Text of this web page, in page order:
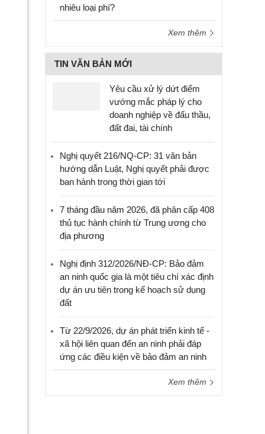
nhiêu loại phí?
Xem thêm
TIN VĂN BẢN MỚI
Yêu cầu xử lý dứt điểm
vướng mắc pháp lý cho
doanh nghiệp về đấu thầu,
đất đai, tài chính
Nghị quyết 216/NQ-CP: 31 văn bản
hướng dẫn Luật, Nghị quyết phải được
ban hành trong thời gian tới
7 tháng đầu năm 2026, đã phân cấp 408
thủ tục hành chính từ Trung ương cho
địa phương
Nghị định 312/2026/NĐ-CP: Bảo đảm
an ninh quốc gia là một tiêu chí xác định
dự án ưu tiên trong kế hoạch sử dụng
đất
Từ 22/9/2026, dự án phát triển kinh tế -
xã hội liên quan đến an ninh phải đáp
ứng các điều kiện về bảo đảm an ninh
Xem thêm